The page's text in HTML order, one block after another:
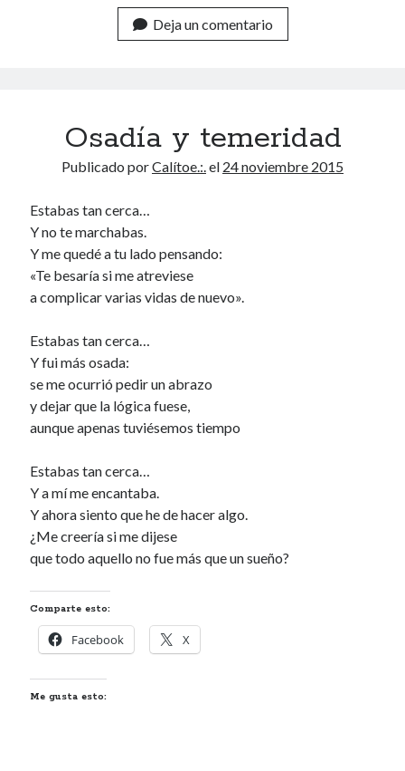
Patada al diccionario
Una vida vulgar
40 des astres
Un recuerdo especial al Oráculo y a la Chacharita.
IBSN: Número de serie de blogs de Internet
Deja un comentario
Osadía y temeridad
Publicado porCalítoe.:.el 24 noviembre 2015
Estabas tan cerca…
Y no te marchabas.
Y me quedé a tu lado pensando:
«Te besaría si me atreviese
a complicar varias vidas de nuevo».
Estabas tan cerca…
Y fui más osada:
se me ocurrió pedir un abrazo
y dejar que la lógica fuese,
aunque apenas tuviésemos tiempo
Estabas tan cerca…
Y a mí me encantaba.
Y ahora siento que he de hacer algo.
¿Me creería si me dijese
que todo aquello no fue más que un sueño?
Comparte esto:
Facebook X
Me gusta esto: